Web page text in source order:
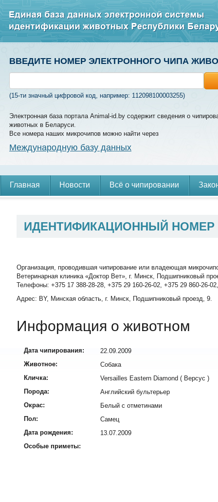
ВВЕДИТЕ НОМЕР ЭЛЕКТРОННОГО ЧИПА
(15-ти значный цифровой код, например: 112098100003255)
Электронная база портала Animal-id.by содержит сведения о
животных в Беларуси.
Все номера наших микрочипов можно найти через
Международную базу данных
Главная Новости Всё о чипировании
ИДЕНТИФИКАЦИОННЫЙ
Организация, проводившая чипирование или владеющая
Ветеринарная клиника «Доктор Вет», г. Минск, Подшипниковый
Телефоны: +375 17 388-28-28, +375 29 160-26-02, +375 29 860-26-
Адрес: BY, Минская область, г. Минск, Подшипниковый проезд, 9.
Информация о животном
Дата чипирования:
22.09.2009
Животное:
Собака
Кличка:
Versailles Eastern Diamond ( Версус )
Порода:
Английский бультерьер
Окрас:
Белый с отметинами
Пол:
Самец
Дата рождения:
13.07.2009
Особые приметы: